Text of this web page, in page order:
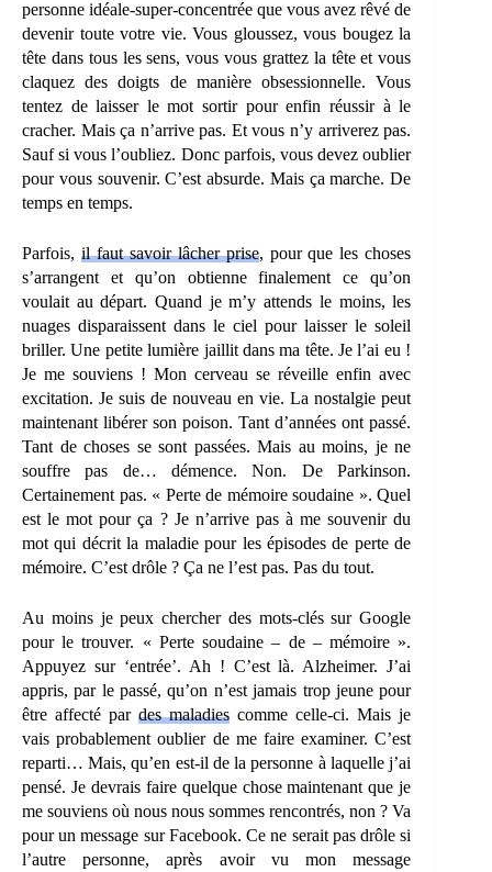
personne idéale-super-concentrée que vous avez rêvé de
devenir toute votre vie. Vous gloussez, vous bougez la
tête dans tous les sens, vous vous grattez la tête et vous
claquez des doigts de manière obsessionnelle. Vous
tentez de laisser le mot sortir pour enfin réussir à le
cracher. Mais ça n’arrive pas. Et vous n’y arriverez pas.
Sauf si vous l’oubliez. Donc parfois, vous devez oublier
pour vous souvenir. C’est absurde. Mais ça marche. De
temps en temps.
Parfois, il faut savoir lâcher prise, pour que les choses
s’arrangent et qu’on obtienne finalement ce qu’on
voulait au départ. Quand je m’y attends le moins, les
nuages disparaissent dans le ciel pour laisser le soleil
briller. Une petite lumière jaillit dans ma tête. Je l’ai eu !
Je me souviens ! Mon cerveau se réveille enfin avec
excitation. Je suis de nouveau en vie. La nostalgie peut
maintenant libérer son poison. Tant d’années ont passé.
Tant de choses se sont passées. Mais au moins, je ne
souffre pas de… démence. Non. De Parkinson.
Certainement pas. « Perte de mémoire soudaine ». Quel
est le mot pour ça ? Je n’arrive pas à me souvenir du
mot qui décrit la maladie pour les épisodes de perte de
mémoire. C’est drôle ? Ça ne l’est pas. Pas du tout.
Au moins je peux chercher des mots-clés sur Google
pour le trouver. « Perte soudaine – de – mémoire ».
Appuyez sur ‘entrée’. Ah ! C’est là. Alzheimer. J’ai
appris, par le passé, qu’on n’est jamais trop jeune pour
être affecté pardes maladies comme celle-ci. Mais je
vais probablement oublier de me faire examiner. C’est
reparti… Mais, qu’en est-il de la personne à laquelle j’ai
pensé. Je devrais faire quelque chose maintenant que je
me souviens où nous nous sommes rencontrés, non ? Va
pour un message sur Facebook. Ce ne serait pas drôle si
l’autre personne, après avoir vu mon message